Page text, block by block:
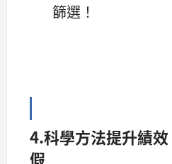
篩選！
4.科學方法提升績
假